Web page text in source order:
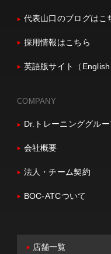
代表山口のブログはこ
採用情報はこちら
英語版サイト（
COMPANY
Dr.トレーニンググル
会社概要
法人・チーム契約
BOC-ATCついて
店舗一覧